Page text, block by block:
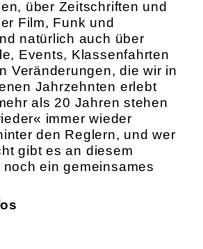
über Zeitschriften und
Film, Funk und
natürlich auch über
Events, Klassenfahrten
Veränderungen, die wir in
Jahrzehnten erlebt
als 20 Jahren stehen
immer wieder
den Reglern, und wer
gibt es an diesem
ein gemeinsames